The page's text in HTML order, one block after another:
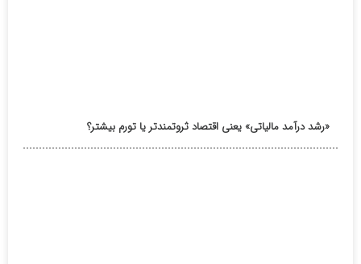
«رشد درآمد مالیاتی» یعنی اقتصاد ثروتمندتر یا تورم بیشتر؟